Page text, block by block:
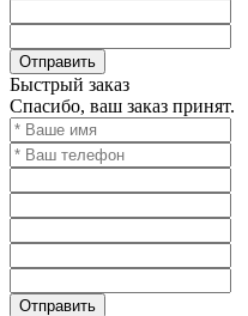
Быстрый заказ
Спасибо, ваш заказ принят.